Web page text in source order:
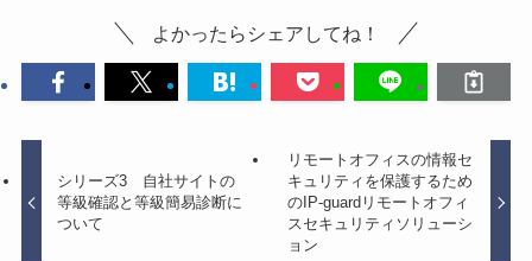
よかったらシェアしてね！
シリーズ3 自社サイトの
等級確認と等級簡易診断に
ついて
リモートオフィスの情報セ
キュリティを保護するため
のIP-guardリモートオフィ
スセキュリティソリューシ
ョン